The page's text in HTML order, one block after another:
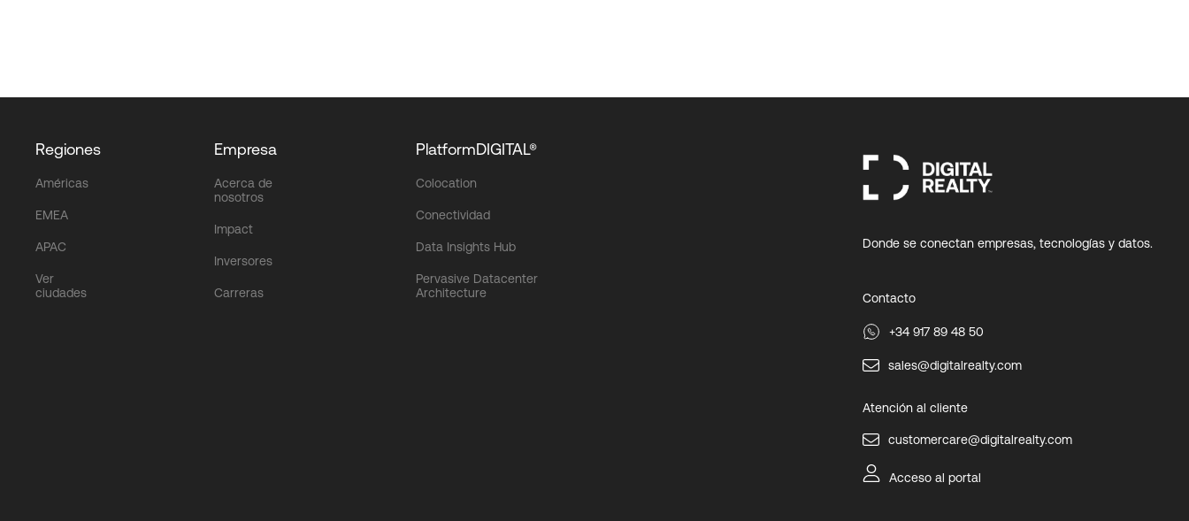
Regiones
Américas
EMEA
APAC
Ver
ciudades
Empresa
Acerca de
nosotros
Impact
Inversores
Carreras
PlatformDIGITAL®
Colocation
Conectividad
Data Insights Hub
Pervasive Datacenter
Architecture
Donde se conectan empresas, tecnologías y datos.
Contacto
+34 917 89 48 50
sales@digitalrealty.com
Atención al cliente
customercare@digitalrealty.com
Acceso al portal